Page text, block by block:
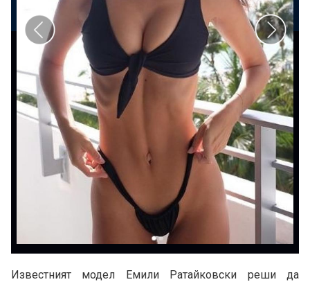
Известният модел Емили Ратайковски реши да